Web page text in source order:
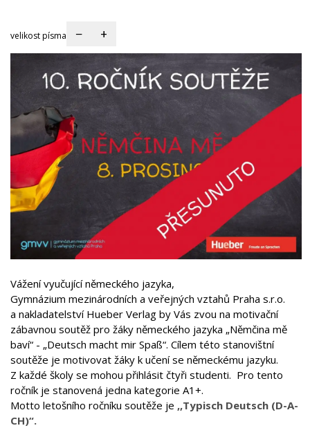
velikost písma − +
Vážení vyučující německého jazyka,
Gymnázium mezinárodních a veřejných vztahů Praha s.r.o.
a nakladatelství Hueber Verlag by Vás zvou na motivační
zábavnou soutěž pro žáky německého jazyka „Němčina mě
baví“ - „Deutsch macht mir Spaß“. Cílem této stanovištní
soutěže je motivovat žáky k učení se německému jazyku.
Z každé školy se mohou přihlásit čtyři studenti. Pro tento
ročník je stanovená jedna kategorie A1+.
Motto letošního ročníku soutěže je ,,Typisch Deutsch (D-A-
CH)“.